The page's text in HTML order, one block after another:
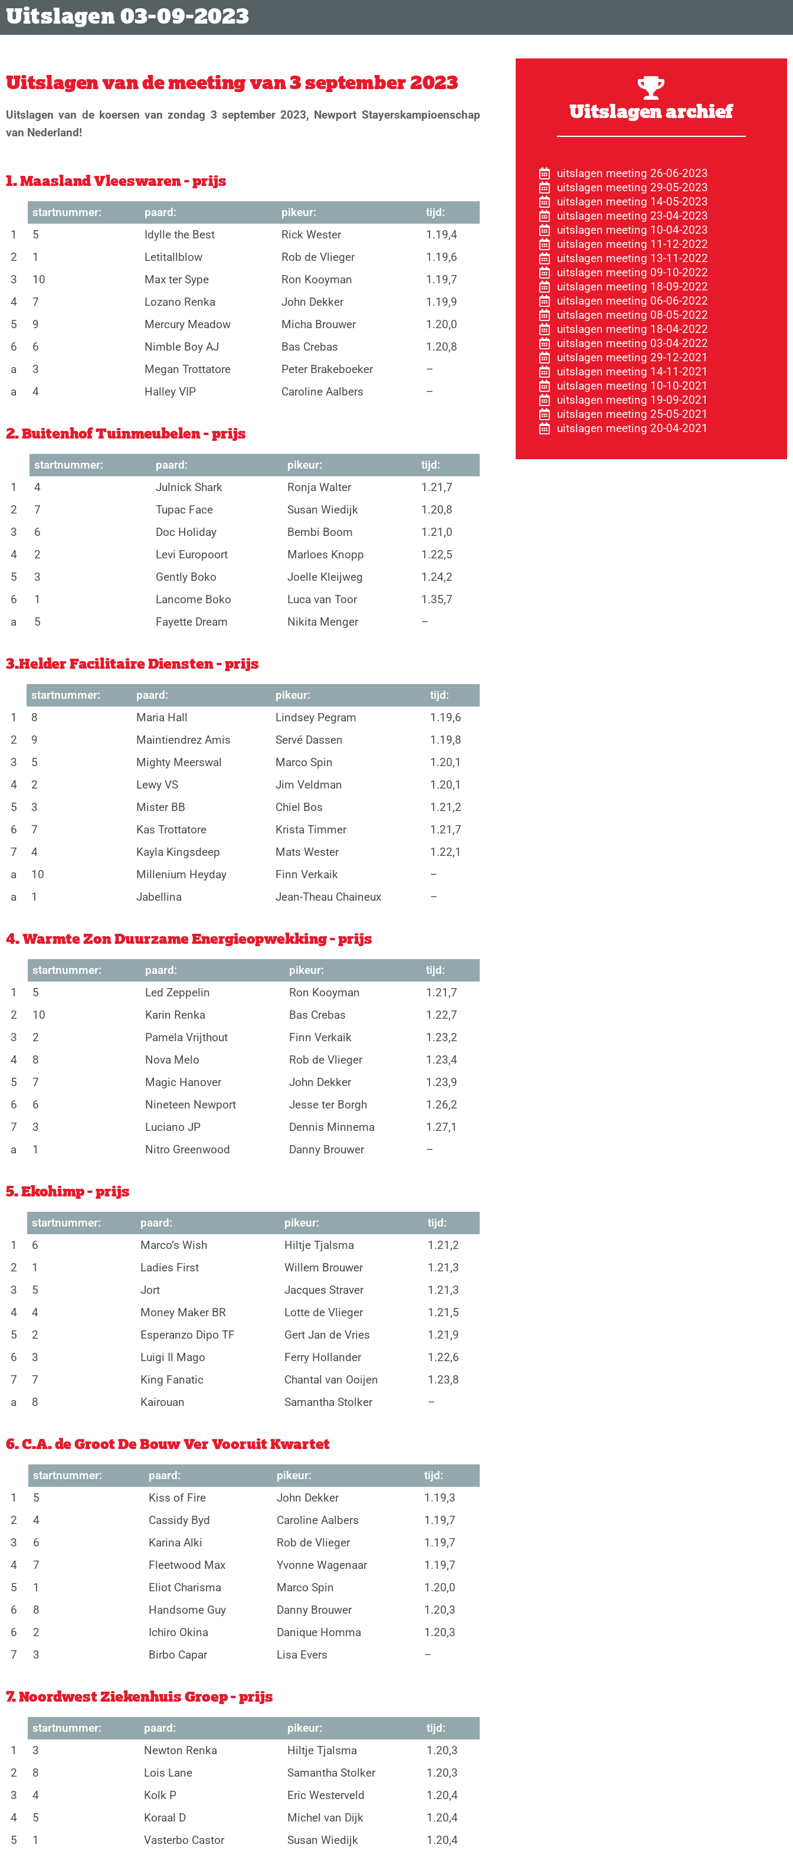
Uitslagen 03-09-2023
Uitslagen van de meeting van 3 september 2023
Uitslagen van de koersen van zondag 3 september 2023, Newport Stayerskampioenschap
van Nederland!
1. Maasland Vleeswaren - prijs
startnummer: paard: pikeur:
tijd:
1
5 Idylle the Best Rick Wester
1.19,4
2
1 Letitallblow Rob de Vlieger
1.19,6
3
10 Max ter Sype Ron Kooyman
1.19,7
4
7 Lozano Renka John Dekker
1.19,9
5
9 Mercury Meadow Micha Brouwer
1.20,0
6
6 Nimble Boy AJ Bas Crebas
1.20,8
a
3 Megan Trottatore Peter Brakeboeker
–
a
4 Halley VIP Caroline Aalbers –
2. Buitenhof Tuinmeubelen - prijs
startnummer: paard: pikeur:
tijd:
1
4 Julnick Shark Ronja Walter
1.21,7
2
7 Tupac Face Susan Wiedijk
1.20,8
3
6 Doc Holiday Bembi Boom
1.21,0
4
2 Levi Europoort Marloes Knopp
1.22,5
5
3 Gently Boko Joelle Kleijweg
1.24,2
6
1 Lancome Boko Luca van Toor
1.35,7
a
5 Fayette Dream Nikita Menger –
3.Helder Facilitaire Diensten - prijs
startnummer: paard: pikeur:
tijd:
1
8 Maria Hall Lindsey Pegram
1.19,6
2
9 Maintiendrez Amis Servé Dassen
1.19,8
3
5 Mighty Meerswal Marco Spin
1.20,1
4
2 Lewy VS Jim Veldman
1.20,1
5
3 Mister BB Chiel Bos
1.21,2
6
7 Kas Trottatore Krista Timmer
1.21,7
7
4 Kayla Kingsdeep Mats Wester
1.22,1
a
10 Millenium Heyday Finn Verkaik
–
a
1 Jabellina Jean-Theau Chaineux –
4. Warmte Zon Duurzame Energieopwekking - prijs
startnummer: paard: pikeur:
tijd:
1
5 Led Zeppelin Ron Kooyman
1.21,7
2
10 Karin Renka Bas Crebas
1.22,7
3
2 Pamela Vrijthout Finn Verkaik
1.23,2
4
8 Nova Melo Rob de Vlieger
1.23,4
5
7 Magic Hanover John Dekker
1.23,9
6
6 Nineteen Newport Jesse ter Borgh
1.26,2
7
3 Luciano JP Dennis Minnema
1.27,1
a
1 Nitro Greenwood Danny Brouwer –
5. Ekohimp - prijs
startnummer: paard: pikeur:
tijd:
1
6 Marco’s Wish Hiltje Tjalsma
1.21,2
2
1 Ladies First Willem Brouwer
1.21,3
3
5 Jort Jacques Straver
1.21,3
4
4 Money Maker BR Lotte de Vlieger
1.21,5
5
2 Esperanzo Dipo TF Gert Jan de Vries
1.21,9
6
3 Luigi Il Mago Ferry Hollander
1.22,6
7
7 King Fanatic Chantal van Ooijen
1.23,8
a
8 Kairouan Samantha Stolker –
6. C.A. de Groot De Bouw Ver Vooruit Kwartet
startnummer: paard: pikeur:
tijd:
1
5 Kiss of Fire John Dekker
1.19,3
2
4 Cassidy Byd Caroline Aalbers
1.19,7
3
6 Karina Alki Rob de Vlieger
1.19,7
4
7 Fleetwood Max Yvonne Wagenaar
1.19,7
5
1 Eliot Charisma Marco Spin
1.20,0
6
8 Handsome Guy Danny Brouwer
1.20,3
6
2 Ichiro Okina Danique Homma
1.20,3
7
3 Birbo Capar Lisa Evers –
7. Noordwest Ziekenhuis Groep - prijs
startnummer: paard: pikeur:
tijd:
1
3 Newton Renka Hiltje Tjalsma
1.20,3
2
8 Lois Lane Samantha Stolker
1.20,3
3
4 Kolk P Eric Westerveld
1.20,4
4
5 Koraal D Michel van Dijk
1.20,4
5
1 Vasterbo Castor Susan Wiedijk 1.20,4
Uitslagen archief
uitslagen meeting 26-06-2023
uitslagen meeting 29-05-2023
uitslagen meeting 14-05-2023
uitslagen meeting 23-04-2023
uitslagen meeting 10-04-2023
uitslagen meeting 11-12-2022
uitslagen meeting 13-11-2022
uitslagen meeting 09-10-2022
uitslagen meeting 18-09-2022
uitslagen meeting 06-06-2022
uitslagen meeting 08-05-2022
uitslagen meeting 18-04-2022
uitslagen meeting 03-04-2022
uitslagen meeting 29-12-2021
uitslagen meeting 14-11-2021
uitslagen meeting 10-10-2021
uitslagen meeting 19-09-2021
uitslagen meeting 25-05-2021
uitslagen meeting 20-04-2021